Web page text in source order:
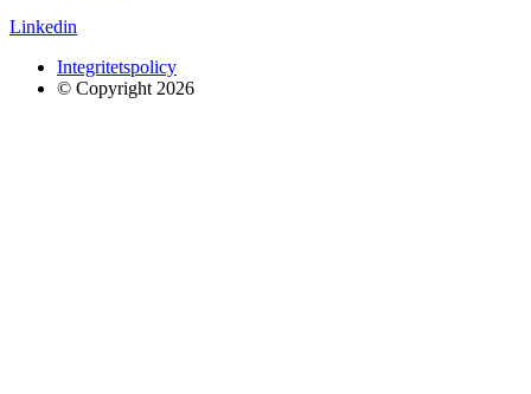
Linkedin
Integritetspolicy
© Copyright 2026